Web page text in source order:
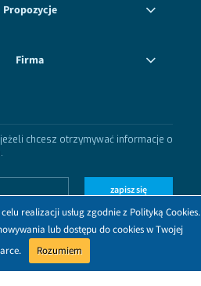
Propozycje
Firma
chcesz otrzymywać informacje o
zapisz się
realizacji usług zgodnie z Polityką Cookies.
lub dostępu do cookies w Twojej
Rozumiem